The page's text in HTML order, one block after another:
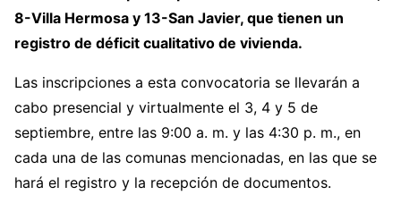
8-Villa Hermosa y 13-San Javier, que tienen un
registro de déficit cualitativo de vivienda.
Las inscripciones a esta convocatoria se llevarán a
cabo presencial y virtualmente el 3, 4 y 5 de
septiembre, entre las 9:00 a. m. y las 4:30 p. m., en
cada una de las comunas mencionadas, en las que se
hará el registro y la recepción de documentos.